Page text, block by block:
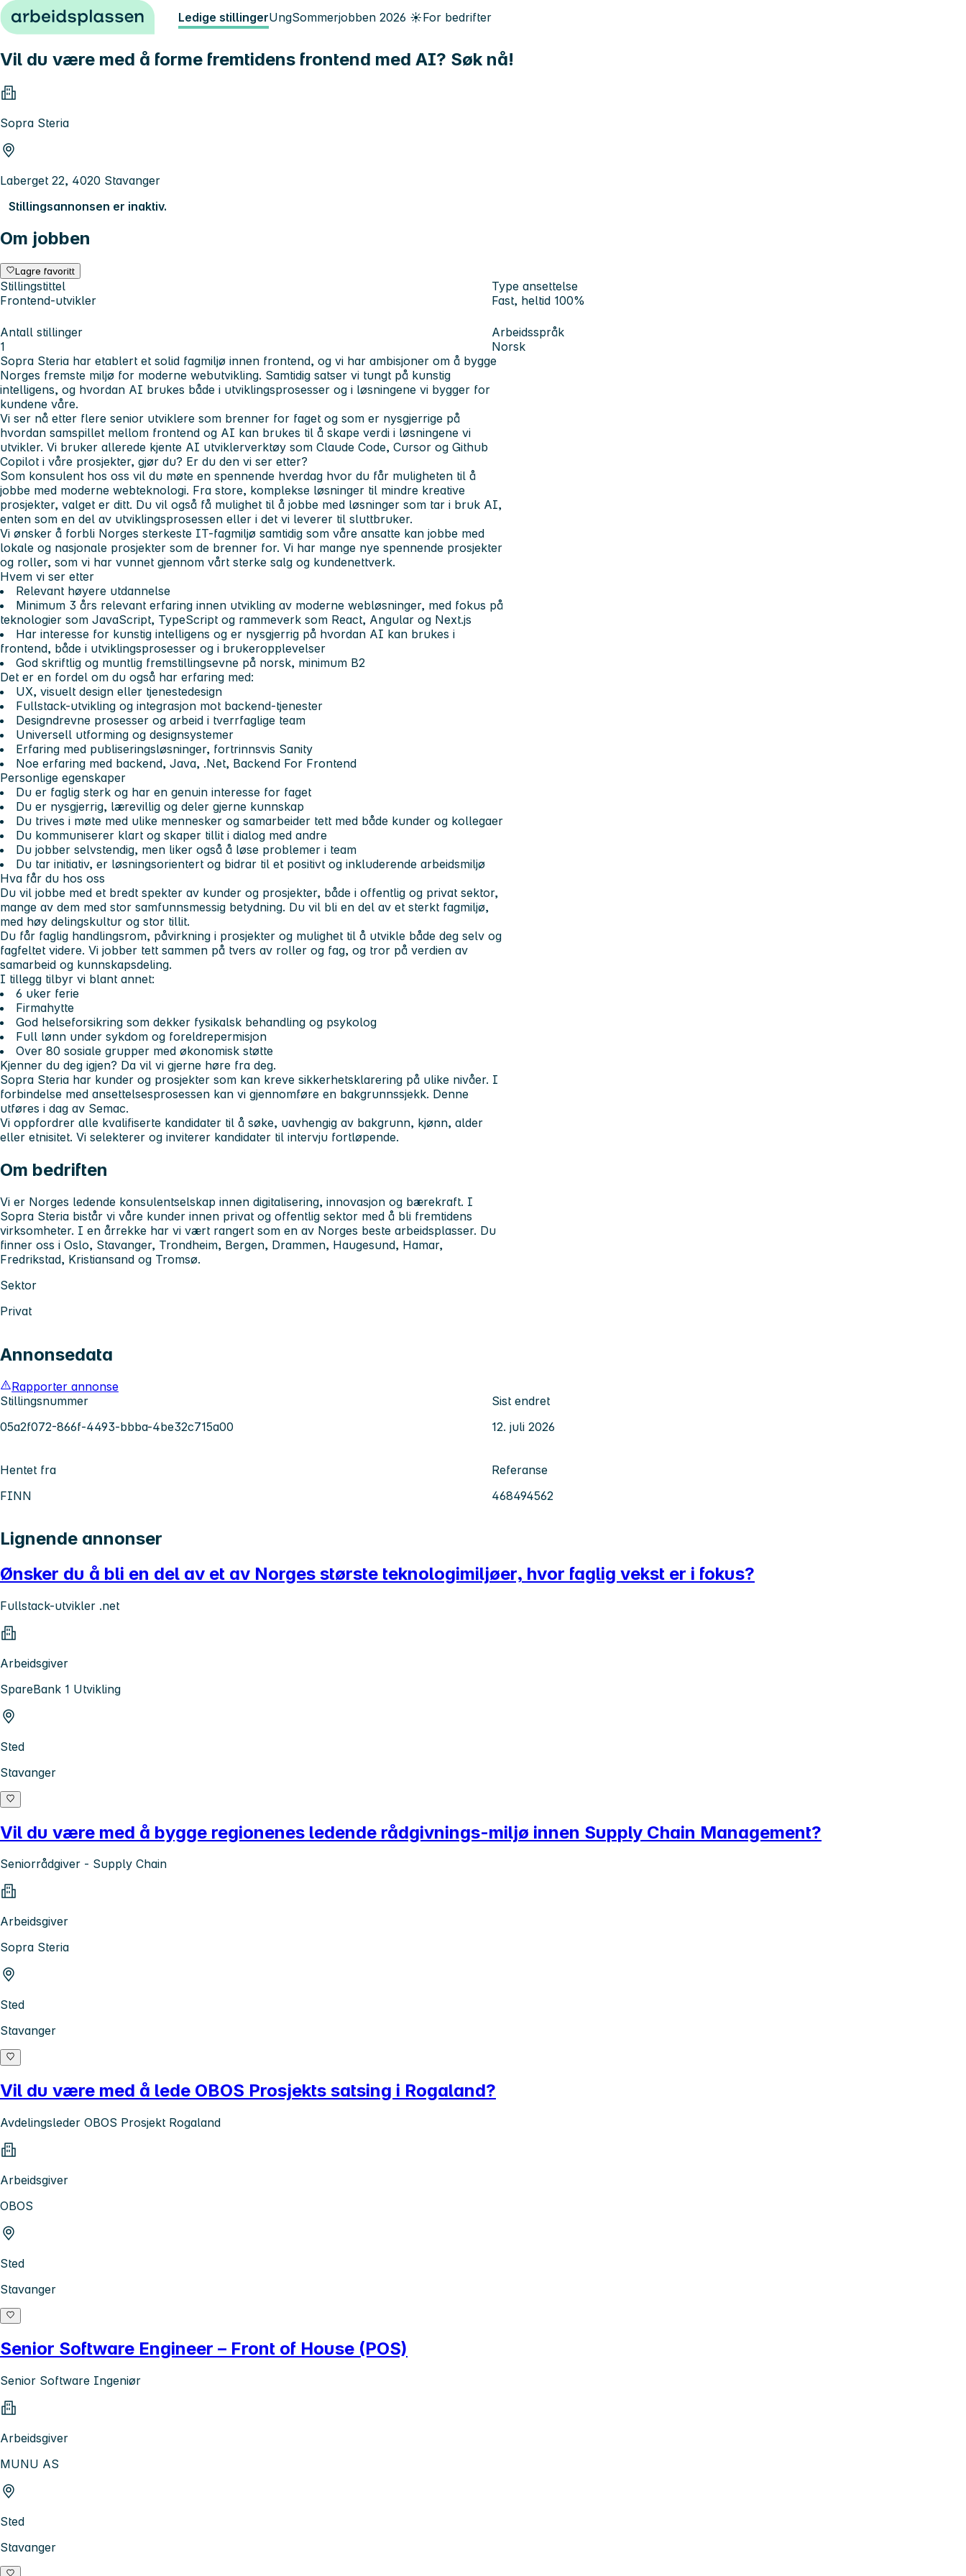
Hopp til innhold Ledige stillingerUngSommerjobben 2026 ☀️For bedrifter
Vil du være med å forme fremtidens frontend med AI? Søk nå!
Sopra Steria
Laberget 22, 4020 Stavanger
Stillingsannonsen er inaktiv.
Om jobben
Lagre favoritt
Stillingstittel
Frontend-utvikler
Type ansettelse
Fast, heltid 100%
Antall stillinger
1
Arbeidsspråk
Norsk
Sopra Steria har etablert et solid fagmiljø innen frontend, og vi har ambisjoner om å bygge
Norges fremste miljø for moderne webutvikling. Samtidig satser vi tungt på kunstig
intelligens, og hvordan AI brukes både i utviklingsprosesser og i løsningene vi bygger for
kundene våre.
Vi ser nå etter flere senior utviklere som brenner for faget og som er nysgjerrige på
hvordan samspillet mellom frontend og AI kan brukes til å skape verdi i løsningene vi
utvikler. Vi bruker allerede kjente AI utviklerverktøy som Claude Code, Cursor og Github
Copilot i våre prosjekter, gjør du? Er du den vi ser etter?
Som konsulent hos oss vil du møte en spennende hverdag hvor du får muligheten til å
jobbe med moderne webteknologi. Fra store, komplekse løsninger til mindre kreative
prosjekter, valget er ditt. Du vil også få mulighet til å jobbe med løsninger som tar i bruk AI,
enten som en del av utviklingsprosessen eller i det vi leverer til sluttbruker.
Vi ønsker å forbli Norges sterkeste IT-fagmiljø samtidig som våre ansatte kan jobbe med
lokale og nasjonale prosjekter som de brenner for. Vi har mange nye spennende prosjekter
og roller, som vi har vunnet gjennom vårt sterke salg og kundenettverk.
Hvem vi ser etter
Relevant høyere utdannelse
Minimum 3 års relevant erfaring innen utvikling av moderne webløsninger, med fokus på
teknologier som JavaScript, TypeScript og rammeverk som React, Angular og Next.js
Har interesse for kunstig intelligens og er nysgjerrig på hvordan AI kan brukes i
frontend, både i utviklingsprosesser og i brukeropplevelser
God skriftlig og muntlig fremstillingsevne på norsk, minimum B2
Det er en fordel om du også har erfaring med:
UX, visuelt design eller tjenestedesign
Fullstack-utvikling og integrasjon mot backend-tjenester
Designdrevne prosesser og arbeid i tverrfaglige team
Universell utforming og designsystemer
Erfaring med publiseringsløsninger, fortrinnsvis Sanity
Noe erfaring med backend, Java, .Net, Backend For Frontend
Personlige egenskaper
Du er faglig sterk og har en genuin interesse for faget
Du er nysgjerrig, lærevillig og deler gjerne kunnskap
Du trives i møte med ulike mennesker og samarbeider tett med både kunder og kollegaer
Du kommuniserer klart og skaper tillit i dialog med andre
Du jobber selvstendig, men liker også å løse problemer i team
Du tar initiativ, er løsningsorientert og bidrar til et positivt og inkluderende arbeidsmiljø
Hva får du hos oss
Du vil jobbe med et bredt spekter av kunder og prosjekter, både i offentlig og privat sektor,
mange av dem med stor samfunnsmessig betydning. Du vil bli en del av et sterkt fagmiljø,
med høy delingskultur og stor tillit.
Du får faglig handlingsrom, påvirkning i prosjekter og mulighet til å utvikle både deg selv og
fagfeltet videre. Vi jobber tett sammen på tvers av roller og fag, og tror på verdien av
samarbeid og kunnskapsdeling.
I tillegg tilbyr vi blant annet:
6 uker ferie
Firmahytte
God helseforsikring som dekker fysikalsk behandling og psykolog
Full lønn under sykdom og foreldrepermisjon
Over 80 sosiale grupper med økonomisk støtte
Kjenner du deg igjen? Da vil vi gjerne høre fra deg.
Sopra Steria har kunder og prosjekter som kan kreve sikkerhetsklarering på ulike nivåer. I
forbindelse med ansettelsesprosessen kan vi gjennomføre en bakgrunnssjekk. Denne
utføres i dag av Semac.
Vi oppfordrer alle kvalifiserte kandidater til å søke, uavhengig av bakgrunn, kjønn, alder
eller etnisitet. Vi selekterer og inviterer kandidater til intervju fortløpende.
Om bedriften
Vi er Norges ledende konsulentselskap innen digitalisering, innovasjon og bærekraft. I
Sopra Steria bistår vi våre kunder innen privat og offentlig sektor med å bli fremtidens
virksomheter. I en årrekke har vi vært rangert som en av Norges beste arbeidsplasser. Du
finner oss i Oslo, Stavanger, Trondheim, Bergen, Drammen, Haugesund, Hamar,
Fredrikstad, Kristiansand og Tromsø.
Sektor
Privat
Annonsedata
Rapporter annonse
Stillingsnummer
05a2f072-866f-4493-bbba-4be32c715a00
Sist endret
12. juli 2026
Hentet fra
FINN
Referanse
468494562
Lignende annonser
Ønsker du å bli en del av et av Norges største teknologimiljøer, hvor faglig vekst er i fokus?
Fullstack-utvikler .net
Arbeidsgiver
SpareBank 1 Utvikling
Sted
Stavanger
Vil du være med å bygge regionenes ledende rådgivnings-miljø innen Supply Chain Management?
Seniorrådgiver - Supply Chain
Arbeidsgiver
Sopra Steria
Sted
Stavanger
Vil du være med å lede OBOS Prosjekts satsing i Rogaland?
Avdelingsleder OBOS Prosjekt Rogaland
Arbeidsgiver
OBOS
Sted
Stavanger
Senior Software Engineer – Front of House (POS)
Senior Software Ingeniør
Arbeidsgiver
MUNU AS
Sted
Stavanger